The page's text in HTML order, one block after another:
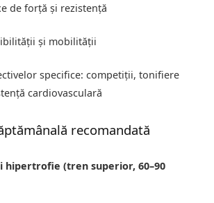
de forță și rezistență
și mobilității
specifice: competiții, tonifiere
cardiovasculară
recomandată
hipertrofie (tren superior, 60–90